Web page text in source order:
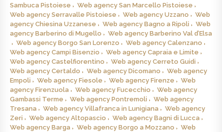
Sambuca Pistoiese
Web agency San Marcello Pistoiese
Web agency Serravalle Pistoiese
Web agency Uzzano
Web
agency Chiesina Uzzanese
Web agency Bagno a Ripoli
Web
agency Barberino di Mugello
Web agency Barberino Val d’Elsa
Web agency Borgo San Lorenzo
Web agency Calenzano
Web agency Campi Bisenzio
Web agency Capraia e Limite
Web agency Castelfiorentino
Web agency Cerreto Guidi
Web agency Certaldo
Web agency Dicomano
Web agency
Empoli
Web agency Fiesole Web agency Firenze
Web
agency Firenzuola
Web agency Fucecchio
Web agency
Gambassi Terme
Web agency Pontremoli
Web agency
Tresana
Web agency Villafranca in Lunigiana
Web agency
Zeri
Web agency Altopascio
Web agency Bagni di Lucca
Web agency Barga
Web agency Borgo a Mozzano
Web